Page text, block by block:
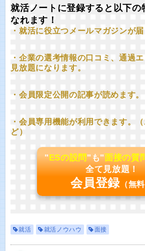
就活ノートに登録すると以下の
なれます！
・就活に役立つメールマガジンが届
・企業の選考情報の口コミ、通過
見放題になります。
・会員限定公開の記事が読めます。
・会員専用機能が利用できます。
ど）
"ESの設問"も"面接の質
全て見放題！
会員登録 （無料
就活 就活ノウハウ 面接